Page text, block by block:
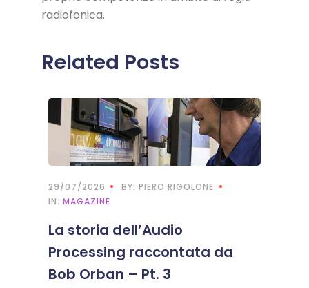
radiofonica.
Related Posts
29/07/2026
BY: PIERO RIGOLONE
IN: MAGAZINE
La storia dell’Audio
Processing raccontata da
Bob Orban – Pt. 3